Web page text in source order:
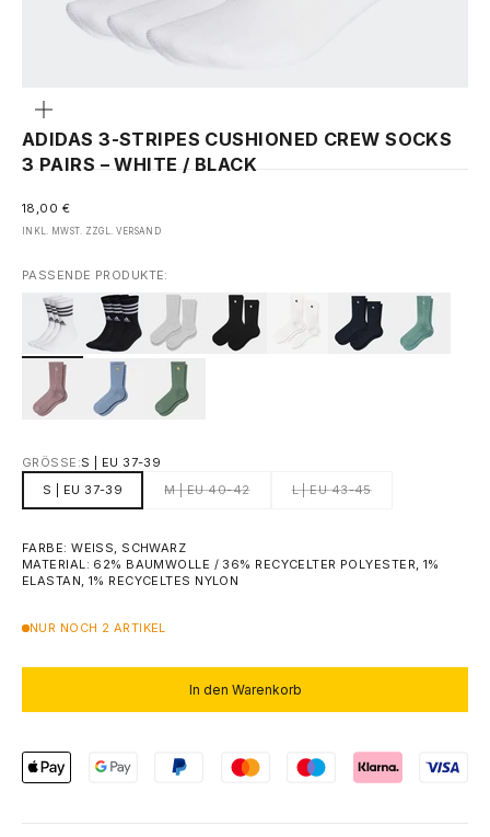
ADIDAS 3-STRIPES CUSHIONED CREW SOCKS
3 PAIRS – WHITE / BLACK
ANGEBOT
18,00 €
INKL. MWST. ZZGL. VERSAND
PASSENDE PRODUKTE:
GRÖSSE: S | EU 37-39
S | EU 37-39
M | EU 40-42 L | EU 43-45
FARBE: WEISS, SCHWARZ
MATERIAL: 62% BAUMWOLLE / 36% RECYCELTER POLYESTER, 1%
ELASTAN, 1% RECYCELTES NYLON
NUR NOCH 2 ARTIKEL
In den Warenkorb